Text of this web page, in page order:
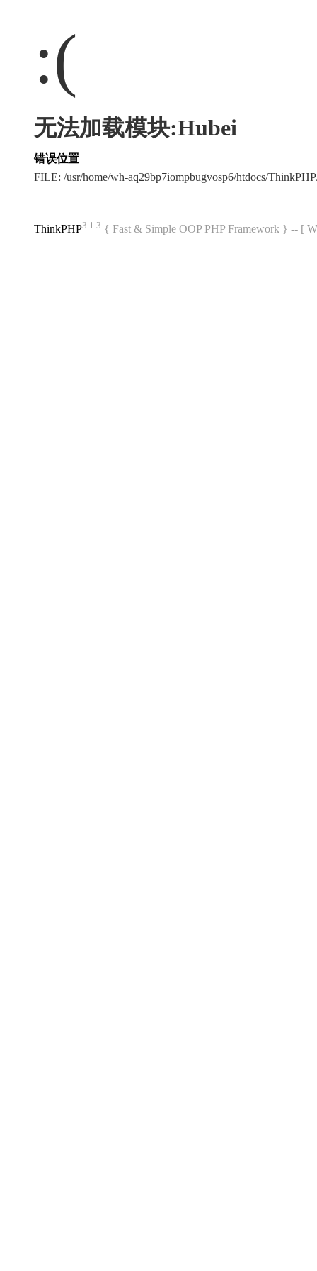
:(
无法加载模块:Hubei
错误位置
FILE: /usr/home/wh-aq29bp7iompbugvosp6/htdocs/
ThinkPHP3.1.3 { Fast & Simple OOP PHP Framework } -- [